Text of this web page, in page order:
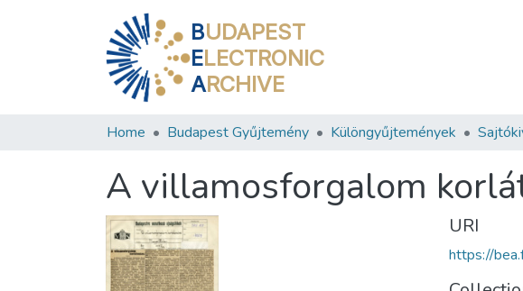
BUDAPEST
ELECTRONIC
ARCHIVE
Home Budapest Gyűjtemény Különgyűjtemények
A villamosforgalom
URI
https://